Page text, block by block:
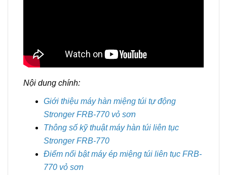
Nội dung chính:
Giới thiệu máy hàn miệng túi tự động
Stronger FRB-770 vỏ sơn
Thông số kỹ thuật máy hàn túi liên tục
Stronger FRB-770
Điểm nổi bật máy ép miệng túi liên tục FRB-
770 vỏ sơn